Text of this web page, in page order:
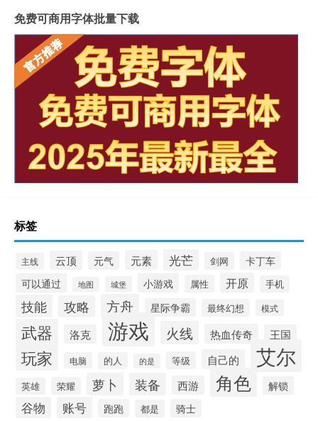
免费可商用字体批量下载
标签
主线 云顶 元气 元素 光芒 剑网 卡丁车
可以通过 地图 城堡 小游戏 属性 开原 手机
技能 攻略 方舟 星际争霸 最终幻想 模式
武器 洛克 游戏 火线 热血传奇 王国
玩家 电脑 的人 的是 等级 自己的 艾尔
英雄 荣耀 萝卜 装备 西游 角色 解锁
谷物 账号 跑跑 都是 骑士